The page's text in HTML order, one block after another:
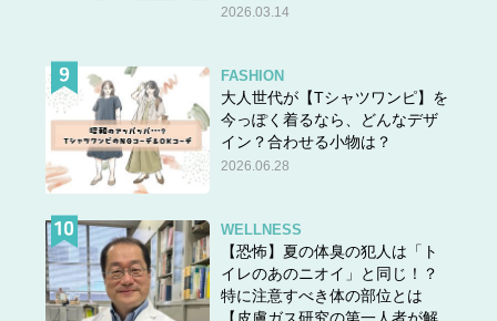
2026.03.14
FASHION
大人世代が【Tシャツワンピ】を
今っぽく着るなら、どんなデザ
イン？合わせる小物は？
2026.06.28
WELLNESS
【恐怖】夏の体臭の犯人は「ト
イレのあのニオイ」と同じ！？
特に注意すべき体の部位とは